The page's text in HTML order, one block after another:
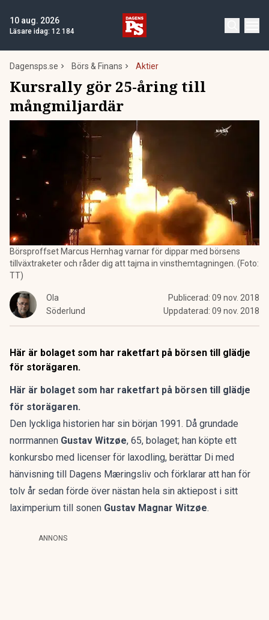
10 aug. 2026
Läsare idag: 12 184
Dagensps.se Börs & Finans Aktier
Kursrally gör 25-åring till
mångmiljardär
Börsproffset Marcus Hernhag varnar för dippar med börsens
tillväxtraketer och råder dig att tajma in vinsthemtagningen. (Foto:
TT)
Ola
Söderlund
Publicerad: 09 nov. 2018
Uppdaterad: 09 nov. 2018
Här är bolaget som har raketfart på börsen till glädje
för storägaren.
Här är bolaget som har raketfart på börsen till glädje
för storägaren.
Den lyckliga historien har sin början 1991. Då grundade
norrmannen Gustav Witzøe, 65, bolaget; han köpte ett
konkursbo med licenser för laxodling, berättar Di med
hänvisning till Dagens Mæringsliv och förklarar att han för
tolv år sedan förde över nästan hela sin aktiepost i sitt
laximperium till sonen Gustav Magnar Witzøe.
ANNONS